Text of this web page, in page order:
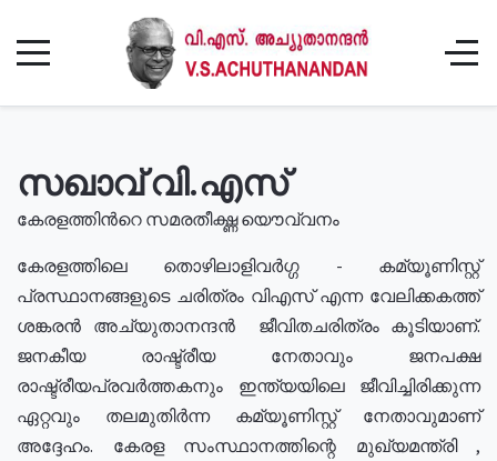
സഖാവ് വി.എസ്
കേരളത്തിൻറെ സമരതീക്ഷ്ണ യൌവ്വനം
കേരളത്തിലെ തൊഴിലാളിവർഗ്ഗ - കമ്യൂണിസ്റ്റ്
പ്രസ്ഥാനങ്ങളുടെ ചരിത്രം വിഎസ് എന്ന വേലിക്കകത്ത്
ശങ്കരൻ അച്യുതാനന്ദൻ ജീവിതചരിത്രം കൂടിയാണ്.
ജനകീയ രാഷ്ട്രീയ നേതാവും ജനപക്ഷ
രാഷ്ട്രീയപ്രവർത്തകനും ഇന്ത്യയിലെ ജീവിച്ചിരിക്കുന്ന
ഏറ്റവും തലമുതിർന്ന കമ്യൂണിസ്റ്റ് നേതാവുമാണ്
അദ്ദേഹം. കേരള സംസ്ഥാനത്തിന്റെ മുഖ്യമന്ത്രി ,